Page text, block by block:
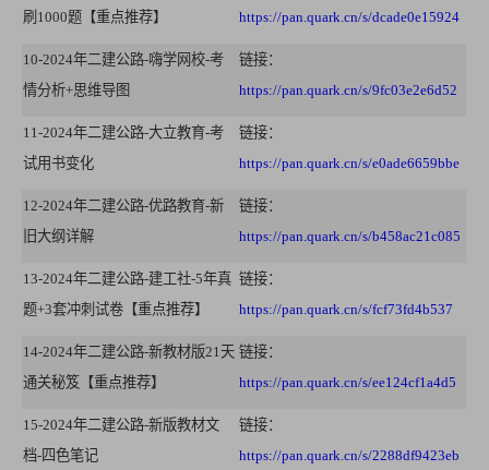
刷1000题【重点推荐】
https://pan.quark.cn/s/dcade0e15924
10-2024年二建公路-嗨学网校-考
情分析+思维导图
链接：
https://pan.quark.cn/s/9fc03e2e6d52
11-2024年二建公路-大立教育-考
试用书变化
链接：
https://pan.quark.cn/s/e0ade6659bbe
12-2024年二建公路-优路教育-新
旧大纲详解
链接：
https://pan.quark.cn/s/b458ac21c085
13-2024年二建公路-建工社-5年真
题+3套冲刺试卷【重点推荐】
链接：
https://pan.quark.cn/s/fcf73fd4b537
14-2024年二建公路-新教材版21天
通关秘笈【重点推荐】
链接：
https://pan.quark.cn/s/ee124cf1a4d5
15-2024年二建公路-新版教材文
档-四色笔记
链接：
https://pan.quark.cn/s/2288df9423eb